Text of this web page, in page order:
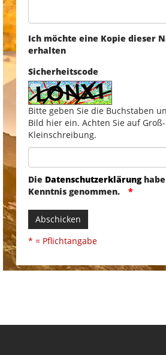
Ich möchte eine Kopie dieser
erhalten
Sicherheitscode
Bitte geben Sie die Buchstaben
Bild hier ein. Achten Sie auf
Kleinschreibung.
Die Datenschutzerklärung
Kenntnis genommen.
Abschicken
* = Pflichtangabe